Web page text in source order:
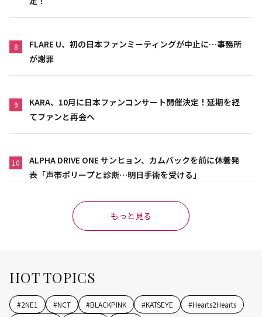
8
FLARE U、初の日本ファンミーティングが中止に…事務所
が謝罪
9
KARA、10月に日本ファンコンサート開催決定！延期を経
てファンと再会へ
10
ALPHA DRIVE ONE サンヒョン、カムバックを前に休養発
表「声帯ポリープと診断…明日手術を受ける」
もっと見る
HOT TOPICS
#2NE1 #NCT #BLACKPINK #KATSEYE #Hearts2Hearts